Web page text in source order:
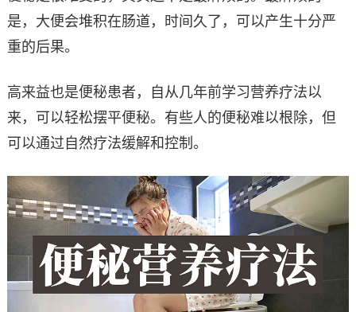
是，大便会堆积在肠道，时间久了，可以产生十分严
重的后果。
高来益也是便秘患者，自从几年前学习营养疗法以
来，可以轻松摆平便秘。有些人的便秘难以根除，但
可以通过自然疗法缓解和控制。